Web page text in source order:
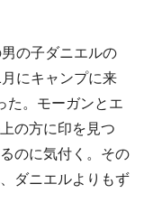
の子ダニエルの
にキャンプに来
た。モーガンとエ
の方に印を見つ
のに気付く。その
ダニエルよりもず